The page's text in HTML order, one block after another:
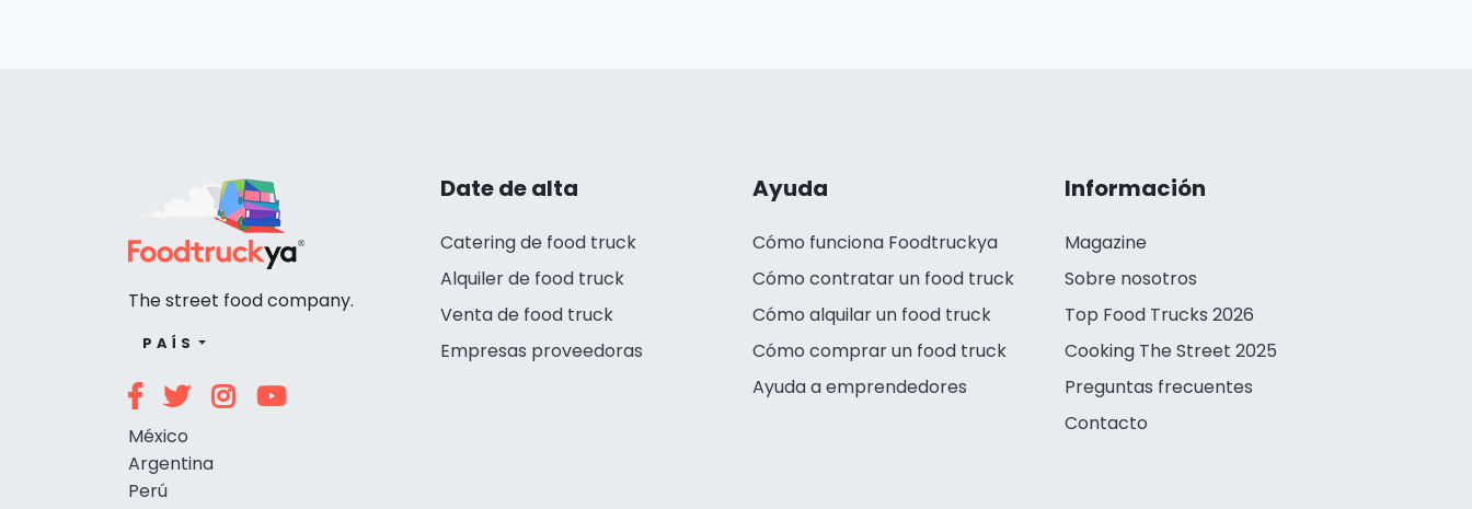
Date de alta
Catering de food truck
Alquiler de food truck
Venta de food truck
Empresas proveedoras
Ayuda
Cómo funciona Foodtruckya
Cómo contratar un food truck
Cómo alquilar un food truck
Cómo comprar un food truck
Ayuda a emprendedores
Información
Magazine
Sobre nosotros
Top Food Trucks 2026
Cooking The Street 2025
Preguntas frecuentes
Contacto
The street food company.
PAÍS
México
Argentina
Perú